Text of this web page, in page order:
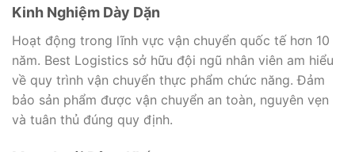
Kinh Nghiệm Dày Dặn
Hoạt động trong lĩnh vực vận chuyển quốc tế hơn 10
năm. Best Logistics sở hữu đội ngũ nhân viên am hiểu
về quy trình vận chuyển thực phẩm chức năng. Đảm
bảo sản phẩm được vận chuyển an toàn, nguyên vẹn
và tuân thủ đúng quy định.